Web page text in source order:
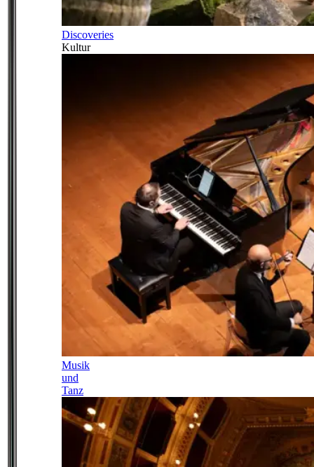
Discoveries
Kultur
Musik
und
Tanz